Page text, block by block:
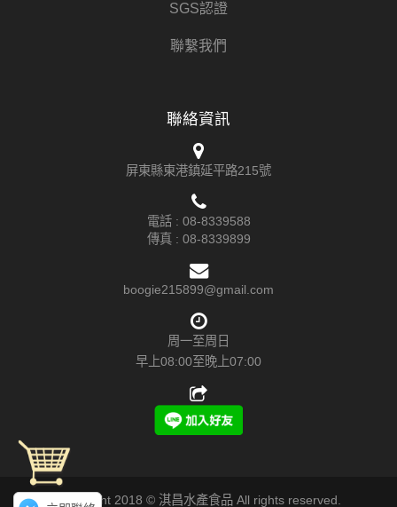
SGS認證
聯繫我們
聯絡資訊
屏東縣東港鎮延平路215號
電話 : 08-8339588
傳真 : 08-8339899
boogie215899@gmail.com
周一至周日
早上08:00至晚上07:00
Copyright 2018 © 淇昌水產食品 All rights reserved.